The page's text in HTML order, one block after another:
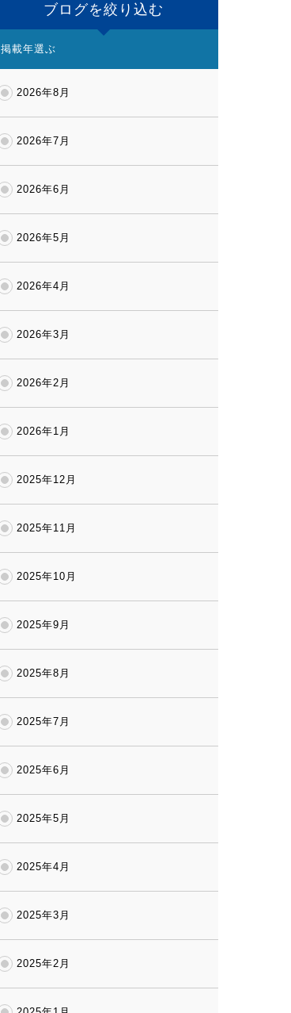
ブログを絞り込む
掲載年選ぶ
2026年8月
2026年7月
2026年6月
2026年5月
2026年4月
2026年3月
2026年2月
2026年1月
2025年12月
2025年11月
2025年10月
2025年9月
2025年8月
2025年7月
2025年6月
2025年5月
2025年4月
2025年3月
2025年2月